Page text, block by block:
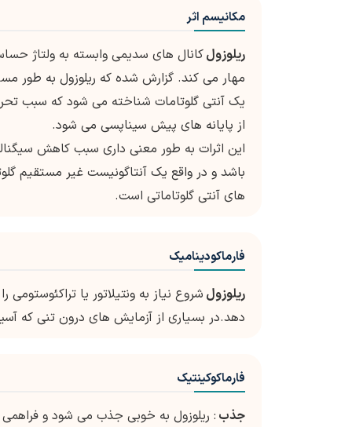
مکانیسم اثر
ریلوزولکانال های سدیمی وابسته به ولتاژ
یک آنتی گلوتامات شناخته می شود که سبب
از پایانه های پیش سیناپسی می شود.
این اثرات به طور معنی داری سبب کاهش
باشد و در واقع یک آنتاگونیست غیر مستقیم
های آنتی گلوتاماتی است.
فارماکودینامیک
ریلوزول شروع نیاز به ونتیلاتور یا
دهد.در بسیاری از آزمایش های درون تنی که
فارماکوکینتیک
جذب